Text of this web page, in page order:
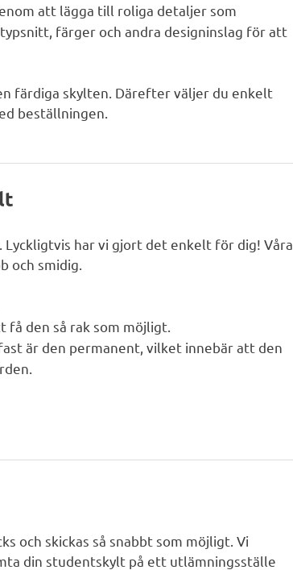
att lägga till roliga detaljer som
färger och andra designinslag för att
färdiga skylten. Därefter väljer du enkelt
beställningen.
har vi gjort det enkelt för dig! Våra
och smidig.
få den så rak som möjligt.
är den permanent, vilket innebär att den
och skickas så snabbt som möjligt. Vi
din studentskylt på ett utlämningsställe